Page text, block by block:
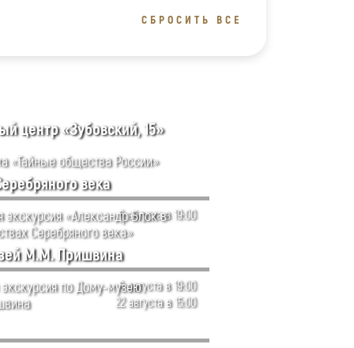
СБРОСИТЬ ВСЕ
6 августа в 19:00
центр «Зубовский, 15»
«Тайные общества России»
6 августа в 19:00
22 августа в 15:00
века
экскурсия «Александр Блок в
Серебряного века»
М.М. Пришвина
по Дому-музею